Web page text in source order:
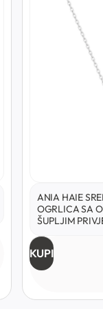
ANIA HAIE
OGRLICA SA
ŠUPLJIM
KUPI